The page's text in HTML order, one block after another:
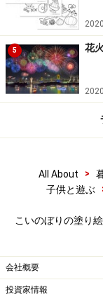
子どもの
子供の日のぬりえ
え素材」
5 花
All About >
子供と遊ぶ
こいのぼりの塗り
会社概要
投資家情報